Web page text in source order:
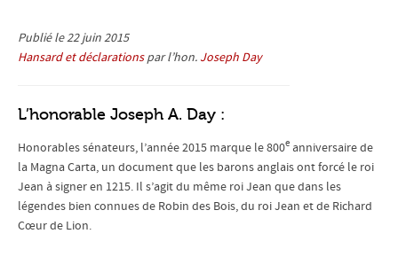
Publié le 22 juin 2015
Hansard et déclarationspar l’hon. Joseph Day
L’honorable Joseph A. Day :
Honorables sénateurs, l’année 2015 marque le 800e anniversaire de
la Magna Carta, un document que les barons anglais ont forcé le roi
Jean à signer en 1215. Il s’agit du même roi Jean que dans les
légendes bien connues de Robin des Bois, du roi Jean et de Richard
Cœur de Lion.